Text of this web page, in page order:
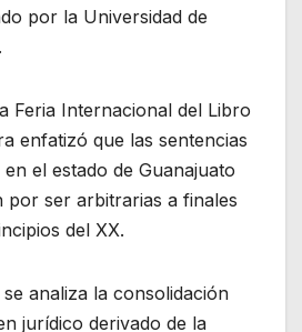
por la Universidad de
Feria Internacional del Libro
enfatizó que las sentencias
el estado de Guanajuato
por ser arbitrarias a finales
del XX.
analiza la consolidación
jurídico derivado de la